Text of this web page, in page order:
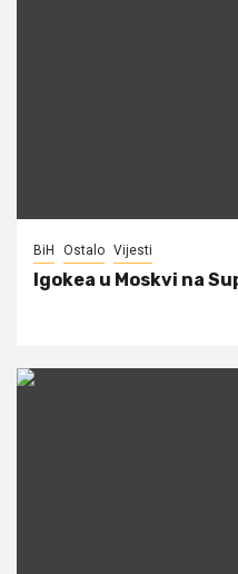
BiH Ostalo Vijesti
Igokea u Moskvi na